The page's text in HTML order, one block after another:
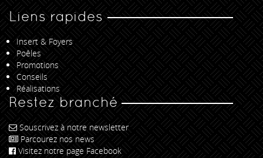
Liens rapides
Insert & Foyers
Poêles
Promotions
Conseils
Réalisations
Restez branché
Souscrivez à notre newsletter
Parcourez nos news
Visitez notre page Facebook